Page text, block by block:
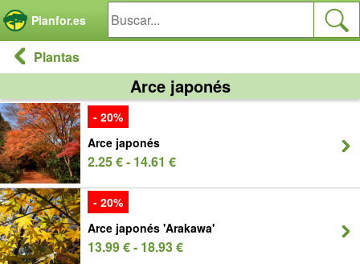
Planfor.es
Plantas
Arce japonés
- 20%
Arce japonés
2.25 € - 14.61 €
- 20%
Arce japonés 'Arakawa'
13.99 € - 18.93 €
Panel de gestión de cookies